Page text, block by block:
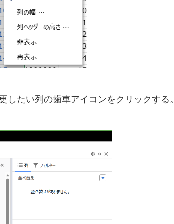
たい列の歯車アイコンをクリックする。